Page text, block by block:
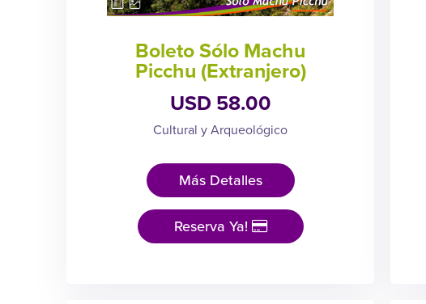
Boleto Sólo Machu
Picchu (Extranjero)
USD 58.00
Cultural y Arqueológico
Más Detalles
Reserva Ya!